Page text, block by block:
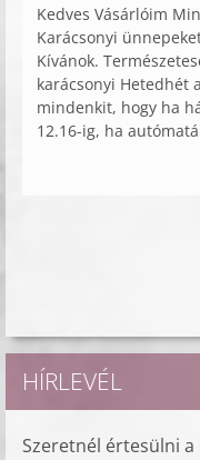
Kedves Vásárlóim
Karácsonyi
Kívánok.
karácsonyi Hetedhét
mindenkit, hogy ha
12.16-ig, ha
HÍRLEVÉL
Szeretnél értesülni